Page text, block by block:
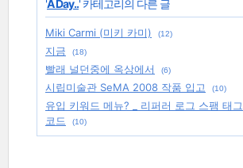
'A Day..' 카테고리의 다른 글
Miki Carmi (미키 카미) (12)
지금
(18)
빨래 널던중에 옥상에서
(6)
시립미술관 SeMA 2008 작품 입고
(10)
유입 키워드 메뉴? _ 리퍼러 로그 스팸 태그
코드
(10)